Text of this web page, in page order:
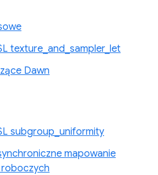
texture_and_sampler_let
Dawn
subgroup_uniformity
mapowanie